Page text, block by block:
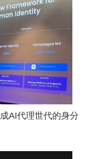
AI代理世代的身分